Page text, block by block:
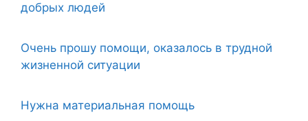
добрых людей
Очень прошу помощи, оказалось в трудной
жизненной ситуации
Нужна материальная помощь